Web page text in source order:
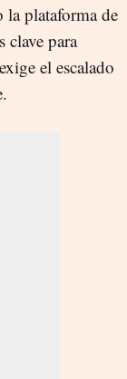
plataforma de
clave para
el escalado